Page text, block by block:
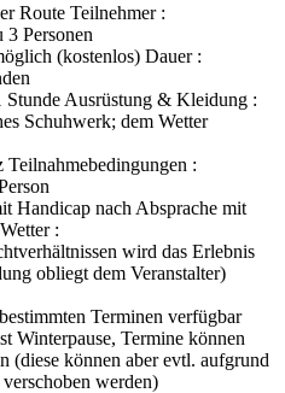
Route Teilnehmer :
Personen
(kostenlos) Dauer :
Stunde Ausrüstung & Kleidung :
Schuhwerk; dem Wetter
:
Handicap nach Absprache mit
:
wird das Erlebnis
obliegt dem Veranstalter)
Terminen verfügbar
Winterpause, Termine können
(diese können aber evtl. aufgrund
verschoben werden)